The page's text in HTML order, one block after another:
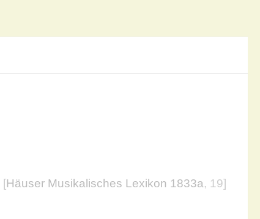
[Häuser Musikalisches Lexikon 1833a, 19]